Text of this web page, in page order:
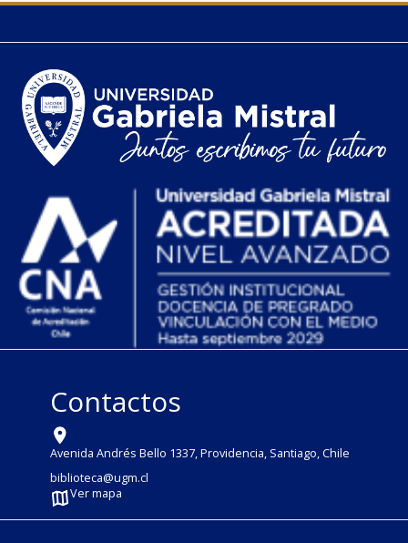
Contactos
Avenida Andrés Bello 1337, Providencia, Santiago, Chile
biblioteca@ugm.cl
Ver mapa